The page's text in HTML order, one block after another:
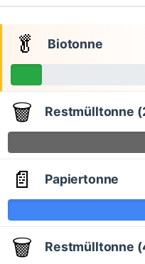
🥬 Biotonne
🗑️ Restmülltonne
📄 Papiertonne
🗑️ Restmülltonne